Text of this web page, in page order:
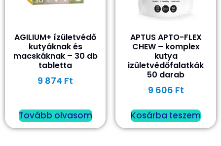
AGILIUM+ ízületvédő
kutyáknak és
macskáknak – 30 db
tabletta
9 874 Ft
Tovább olvasom
APTUS APTO-FLEX
CHEW – komplex
kutya
izületvédőfalatkák
50 darab
9 606 Ft
Kosárba teszem